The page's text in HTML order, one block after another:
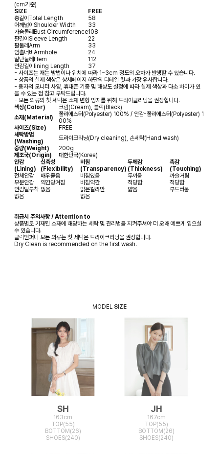
(cm기준)
SIZE
FREE
총길이Total Length
58
어깨넓이Shoulder Width
33
가슴둘레Bust Circumference108
팔길이Sleeve Length
22
팔둘레Arm
33
암홀너비Armhole
24
밑단둘레Hem
112
안감길이lining Length
37
- 사이즈는 재는 방법이나 위치에 따라 1~3cm 정도의 오차가 발생할 수 있습니다.
- 상품의 실제 색상은 상세페이지 하단의 디테일 컷과 가장 유사합니다.
- 용자의 모니터 사양, 휴대폰 기종 및 해상도 설정에 따라 실제 색상과 다소 차이가 있
을 수 있는 점 참고 부탁드립니다.
- 모든 의류의 첫 세탁은 소재 변형 방지를 위해 드라이클리닝을 권장합니다.
색상(Color)
크림(Cream), 블랙(Black)
소재(Material)
폴리에스터(Polyester) 100% / 안감-폴리에스터(Polyester) 1
00%
사이즈(Size)
FREE
세탁방법
(Washing)
드라이크리닝(Dry cleaning), 손세탁(Hand wash)
중량(Weight)
200g
제조국(Origin)
대한민국(Korea)
안감
(Lining)
신축성
(Flexibility)
비침
(Transparency)
두께감
(Thickness)
촉감
(Touching)
전체안감
매우좋음 비침있음 두꺼움
까슬거림
부분안감
약간당겨짐 비침약간 적당함
적당함
안감탈부착 없음 밝은칼라만 얇음
부드러움
없음
없음
취급시 주의사항 / Attention to
상품별로 기재된 소재에 해당하는 세탁 및 관리법을 지켜주셔야 더 오래 예쁘게 입으실
수 있습니다.
클릭앤퍼니 모든 의류는 첫 세탁은 드라이크리닝을 권장합니다.
Dry Clean is recommended on the first wash.
MODEL SIZE
SH
163cm
TOP(55)
BOTTOM(26)
SHOES(240)
JH
167cm
TOP(55)
BOTTOM(26)
SHOES(240)